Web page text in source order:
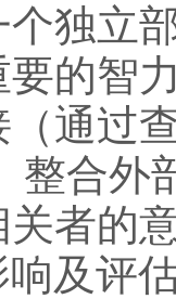
独立
的智
通过
整合外
者的
及评